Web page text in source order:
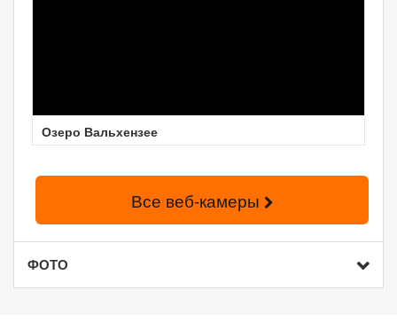
Озеро Вальхензее
Все веб-камеры
ФОТО